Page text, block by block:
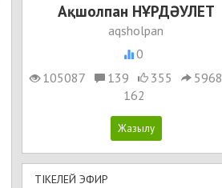
Ақшолпан НҰРДӘУЛЕТ
aqsholpan
0
105087
139 355
5968
162
ТІКЕЛЕЙ ЭФИР